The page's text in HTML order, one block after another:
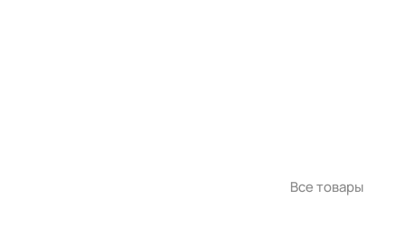
Все товары